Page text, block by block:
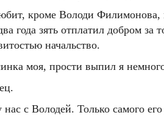
кроме Володи Филимонова,
года зять отплатил добром
начальство.
моя, прости выпил я
с Володей. Только самого